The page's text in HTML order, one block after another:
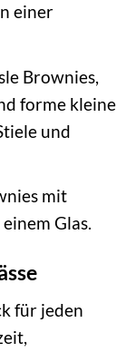
einer
Brownies,
forme kleine
und
mit
Glas.
für jeden